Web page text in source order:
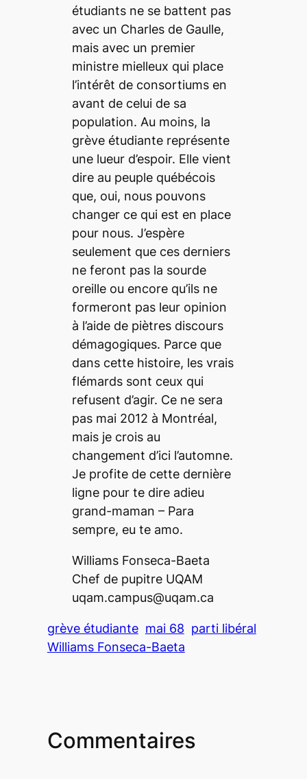
étudiants ne se battent pas
avec un Charles de Gaulle,
mais avec un premier
ministre mielleux qui place
l’intérêt de consortiums en
avant de celui de sa
population. Au moins, la
grève étudiante représente
une lueur d’espoir. Elle vient
dire au peuple québécois
que, oui, nous pouvons
changer ce qui est en place
pour nous. J’espère
seulement que ces derniers
ne feront pas la sourde
oreille ou encore qu’ils ne
formeront pas leur opinion
à l’aide de piètres discours
démagogiques. Parce que
dans cette histoire, les vrais
flémards sont ceux qui
refusent d’agir. Ce ne sera
pas mai 2012 à Montréal,
mais je crois au
changement d’ici l’automne.
Je profite de cette dernière
ligne pour te dire adieu
grand-maman – Para
sempre, eu te amo.
Williams Fonseca-Baeta
Chef de pupitre UQAM
uqam.campus@uqam.ca
grève étudiante mai 68 parti libéral
Williams Fonseca-Baeta
Commentaires